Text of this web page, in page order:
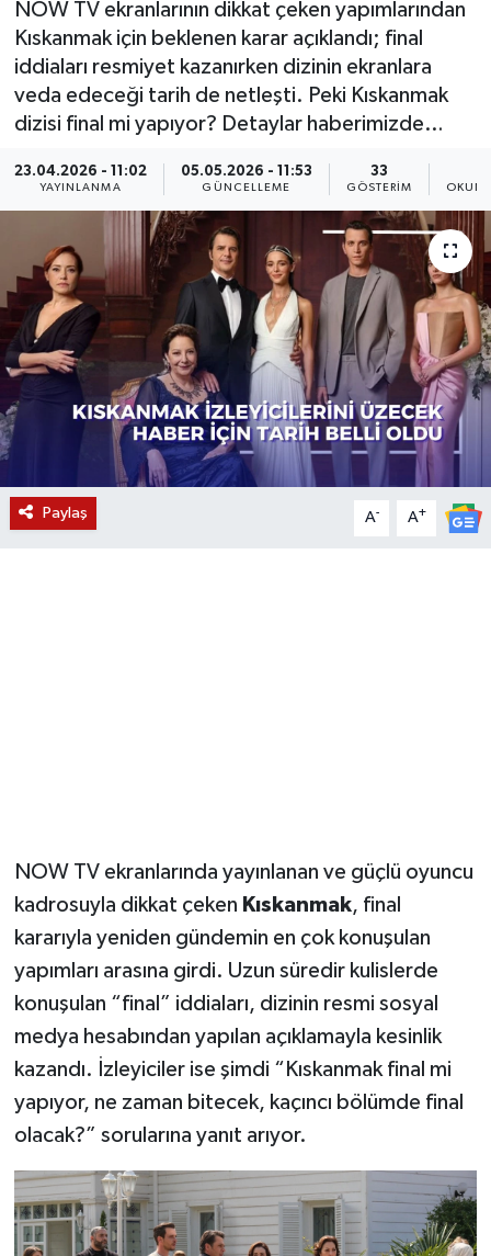
NOW TV ekranlarının dikkat çeken yapımlarından
Kıskanmak için beklenen karar açıklandı; final
iddiaları resmiyet kazanırken dizinin ekranlara
veda edeceği tarih de netleşti. Peki Kıskanmak
dizisi final mi yapıyor? Detaylar haberimizde…
23.04.2026 - 11:02
YAYINLANMA
05.05.2026 - 11:53
GÜNCELLEME
33
GÖSTERIM
Paylaş A- A+
NOW TV ekranlarında yayınlanan ve güçlü oyuncu
kadrosuyla dikkat çeken Kıskanmak, final
kararıyla yeniden gündemin en çok konuşulan
yapımları arasına girdi. Uzun süredir kulislerde
konuşulan “final” iddiaları, dizinin resmi sosyal
medya hesabından yapılan açıklamayla kesinlik
kazandı. İzleyiciler ise şimdi “Kıskanmak final mi
yapıyor, ne zaman bitecek, kaçıncı bölümde final
olacak?” sorularına yanıt arıyor.
KÜLTÜR SANAT
YAŞAM
SARIGÖL
SARUHANLI
KIRKAĞAÇ
DEMİRCİ
GÖLMARMARA
GÖRDES
KÖPRÜBAŞI
SOMA
KÖPRÜBAŞI
KULA
SARIGÖL
SARUHANLI
ŞEHZADELER
SELENDİ
SOMA
TURGUTLU
EKONOMİ
EĞİTİM
SPOR
YAŞAM
LIFE
BİLİM VE TEKNOLOJİ
YAZARLAR
MANİSA'NIN YÖRESEL LEZZETLERİ